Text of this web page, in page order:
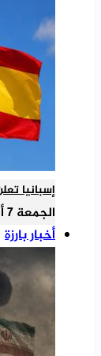
إسبانيا
الجمعة 7 أغسطس 2026 / 23:17
أخبار بارزة